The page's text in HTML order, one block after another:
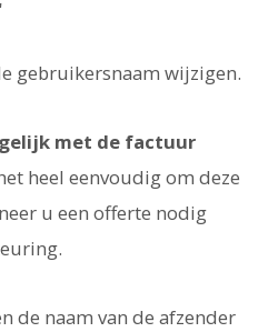
gebruikersnaam wijzigen.
met de factuur
heel eenvoudig om deze
u een offerte nodig
de naam van de afzender